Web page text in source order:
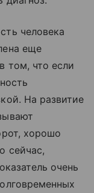
человека
еще
том, что если
На развитие
хорошо
сейчас,
очень